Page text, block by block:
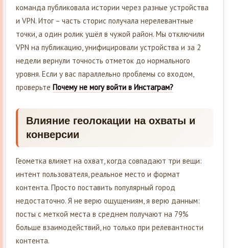
команда публиковала истории через разные устройства
и VPN. Итог – часть сторис получала нерелевантные
точки, а один ролик ушёл в чужой район. Мы отключили
VPN на публикацию, унифицировали устройства и за 2
недели вернули точность отметок до нормального
уровня. Если у вас параллельно проблемы со входом,
проверьте Почему не могу войти в Инстаграм?
Влияние геолокации на охваты и
конверсии
Геометка влияет на охват, когда совпадают три вещи:
интент пользователя, реальное место и формат
контента. Просто поставить популярный город
недостаточно. Я не верю ощущениям, я верю данным:
посты с меткой места в среднем получают на 79%
больше взаимодействий, но только при релевантности
контента.